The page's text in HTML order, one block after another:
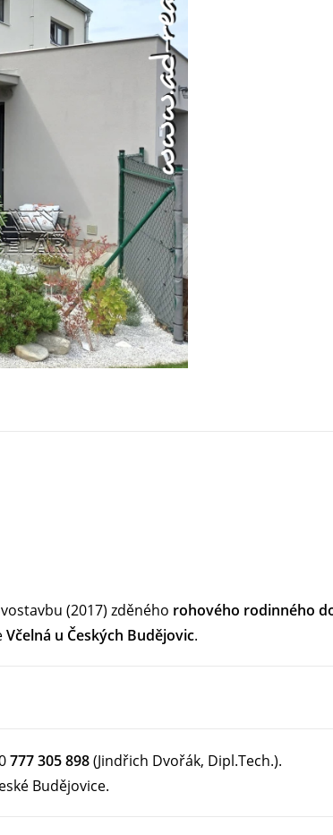
(2017) zděného rohového rodinného
Včelná u Českých Budějovic.
777 305 898(Jindřich Dvořák, Dipl.Tech.).
Budějovice.